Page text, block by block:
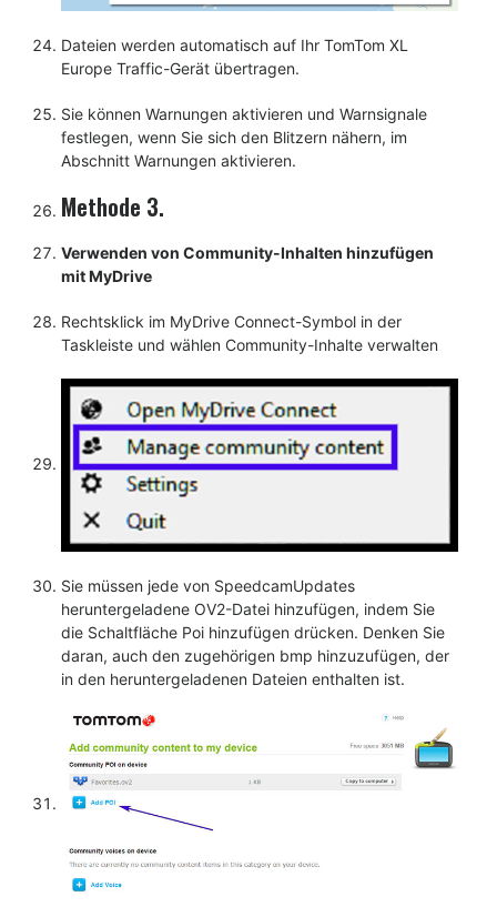
Dateien werden automatisch auf Ihr TomTom XL
Europe Traffic-Gerät übertragen.
Sie können Warnungen aktivieren und Warnsignale
festlegen, wenn Sie sich den Blitzern nähern, im
Abschnitt Warnungen aktivieren.
Methode 3.
Verwenden von Community-Inhalten hinzufügen
mit MyDrive
Rechtsklick im MyDrive Connect-Symbol in der
Taskleiste und wählen Community-Inhalte verwalten
Sie müssen jede von SpeedcamUpdates
heruntergeladene OV2-Datei hinzufügen, indem Sie
die Schaltfläche Poi hinzufügen drücken. Denken Sie
daran, auch den zugehörigen bmp hinzuzufügen, der
in den heruntergeladenen Dateien enthalten ist.